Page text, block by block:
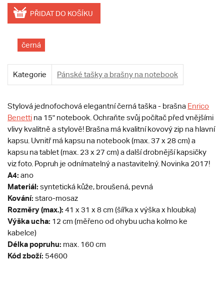
PŘIDAT DO KOŠÍKU
černá
Kategorie Pánské tašky a brašny na notebook
Stylová jednofochová elegantní černá taška - brašna Enrico
Benetti na 15" notebook. Ochraňte svůj počítač před vnějšími
vlivy kvalitně a stylově! Brašna má kvalitní kovový zip na hlavní
kapsu. Uvnitř má kapsu na notebook (max. 37 x 28 cm) a
kapsu na tablet (max. 23 x 27 cm) a další drobnější kapsičky
viz foto. Popruh je odnímatelný a nastavitelný. Novinka 2017!
A4: ano
Materiál: syntetická kůže, broušená, pevná
Kování: staro-mosaz
Rozměry (max.): 41 x 31 x 8 cm (šířka x výška x hloubka)
Výška ucha: 12 cm (měřeno od ohybu ucha kolmo ke
kabelce)
Délka popruhu: max. 160 cm
Kód zboží: 54600